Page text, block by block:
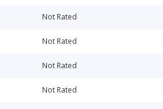
Not Rated
Not Rated
Not Rated
Not Rated